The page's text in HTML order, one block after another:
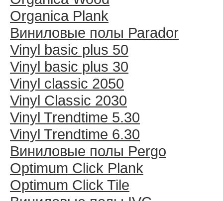
Organica Plank
Виниловые полы Раrador
Vinyl basic plus 50
Vinyl basic plus 30
Vinyl classic 2050
Vinyl Classic 2030
Vinyl Trendtime 5.30
Vinyl Trendtime 6.30
Виниловые полы Pergo
Optimum Click Plank
Optimum Click Tile